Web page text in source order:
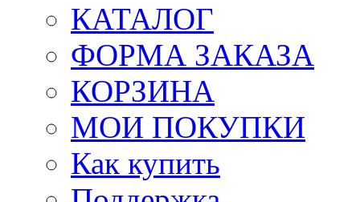
КАТАЛОГ
ФОРМА ЗАКАЗА
КОРЗИНА
МОИ ПОКУПКИ
Как купить